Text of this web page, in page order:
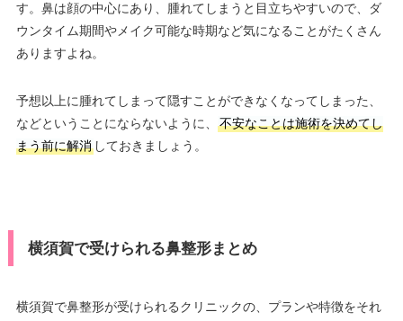
す。鼻は顔の中心にあり、腫れてしまうと目立ちやすいので、ダ
ウンタイム期間やメイク可能な時期など気になることがたくさん
ありますよね。
予想以上に腫れてしまって隠すことができなくなってしまった、
などということにならないように、
不安なことは施術を決めてし
まう前に解消しておきましょう。
横須賀で受けられる鼻整形まとめ
横須賀で鼻整形が受けられるクリニックの、プランや特徴をそれ